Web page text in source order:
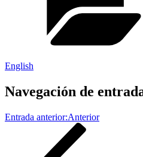
English
Navegación de
Entrada anterior:Anterior